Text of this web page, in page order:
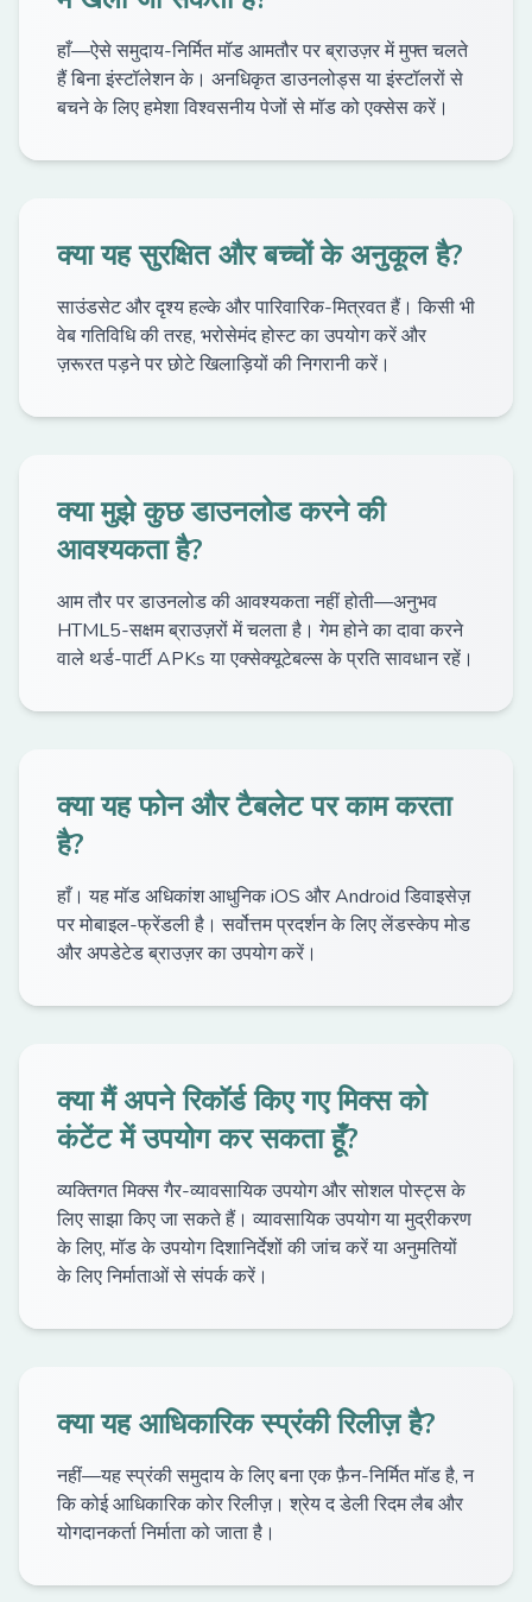
हाँ—ऐसे समुदाय-निर्मित मॉड आमतौर पर ब्राउज़र में मुफ्त चलते
हैं बिना इंस्टॉलेशन के। अनधिकृत डाउनलोड्स या इंस्टॉलरों से
बचने के लिए हमेशा विश्वसनीय पेजों से मॉड को एक्सेस करें।
क्या यह सुरक्षित और बच्चों के अनुकूल है?
साउंडसेट और दृश्य हल्के और पारिवारिक-मित्रवत हैं। किसी भी
वेब गतिविधि की तरह, भरोसेमंद होस्ट का उपयोग करें और
ज़रूरत पड़ने पर छोटे खिलाड़ियों की निगरानी करें।
क्या मुझे कुछ डाउनलोड करने की
आवश्यकता है?
आम तौर पर डाउनलोड की आवश्यकता नहीं होती—अनुभव
HTML5-सक्षम ब्राउज़रों में चलता है। गेम होने का दावा करने
वाले थर्ड-पार्टी APKs या एक्सेक्यूटेबल्स के प्रति सावधान रहें।
क्या यह फोन और टैबलेट पर काम करता
है?
हाँ। यह मॉड अधिकांश आधुनिक iOS और Android डिवाइसेज़
पर मोबाइल-फ्रेंडली है। सर्वोत्तम प्रदर्शन के लिए लेंडस्केप मोड
और अपडेटेड ब्राउज़र का उपयोग करें।
क्या मैं अपने रिकॉर्ड किए गए मिक्स को
कंटेंट में उपयोग कर सकता हूँ?
व्यक्तिगत मिक्स गैर-व्यावसायिक उपयोग और सोशल पोस्ट्स के
लिए साझा किए जा सकते हैं। व्यावसायिक उपयोग या मुद्रीकरण
के लिए, मॉड के उपयोग दिशानिर्देशों की जांच करें या अनुमतियों
के लिए निर्माताओं से संपर्क करें।
क्या यह आधिकारिक स्प्रंकी रिलीज़ है?
नहीं—यह स्प्रंकी समुदाय के लिए बना एक फ़ैन-निर्मित मॉड है, न
कि कोई आधिकारिक कोर रिलीज़। श्रेय द डेली रिदम लैब और
योगदानकर्ता निर्माता को जाता है।